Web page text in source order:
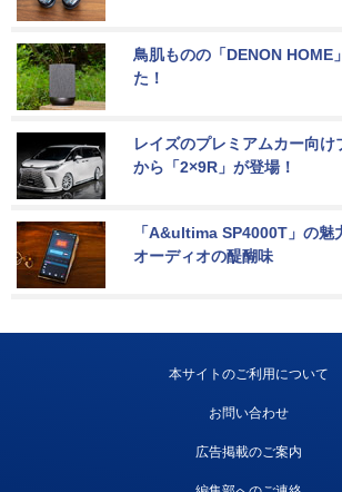
鳥肌ものの「DENON HOME
た！
レイズのプレミアムカー向
から「2×9R」が登場！
「A&ultima SP4000T」の魅
オーディオの醍醐味
本サイトのご利用について
お問い合わせ
広告掲載のご案内